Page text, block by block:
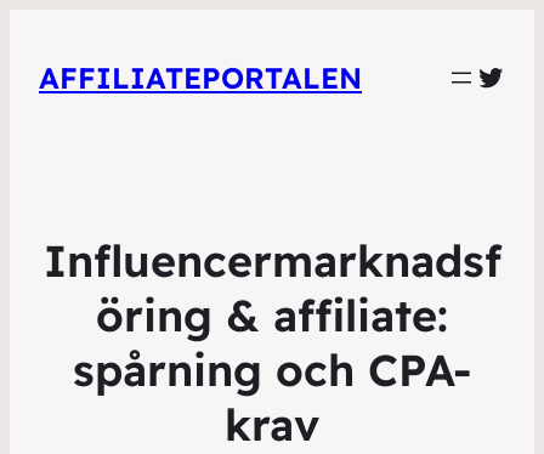
AFFILIATEPORTALEN
Influencermarknadsf
öring & affiliate:
spårning och CPA-
krav